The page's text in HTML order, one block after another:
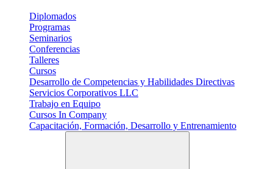
Diplomados
Programas
Seminarios
Conferencias
Talleres
Cursos
Desarrollo de Competencias y Habilidades Directivas
Servicios Corporativos LLC
Trabajo en Equipo
Cursos In Company
Capacitación, Formación, Desarrollo y Entrenamiento